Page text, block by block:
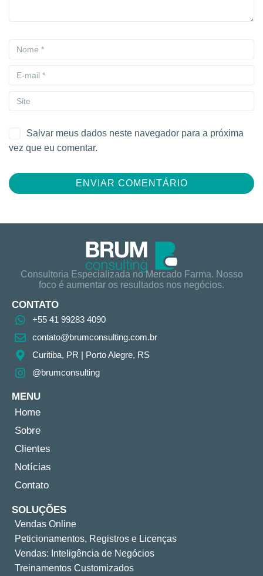
Salvar meus dados neste navegador para a próxima
vez que eu comentar.
Consultoria Especializada no Mercado Farma. Nosso
foco é aumentar os resultados nos negócios.
CONTATO
+55 41 99283 4090
contato@brumconsulting.com.br​
Curitiba, PR​ | Porto Alegre, RS
@brumconsulting
MENU
Home
Sobre
Clientes
Notícias
Contato
SOLUÇÕES
Vendas Online
Peticionamentos, Registros e Licenças
Vendas: Inteligência de Negócios
Treinamentos Customizados